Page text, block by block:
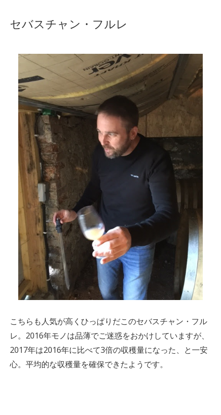
セバスチャン・フルレ
こちらも人気が高くひっぱりだこのセバスチャン・フル
レ。2016年モノは品薄でご迷惑をおかけしていますが、
2017年は2016年に比べて3倍の収穫量になった、と一安
心。平均的な収穫量を確保できたようです。